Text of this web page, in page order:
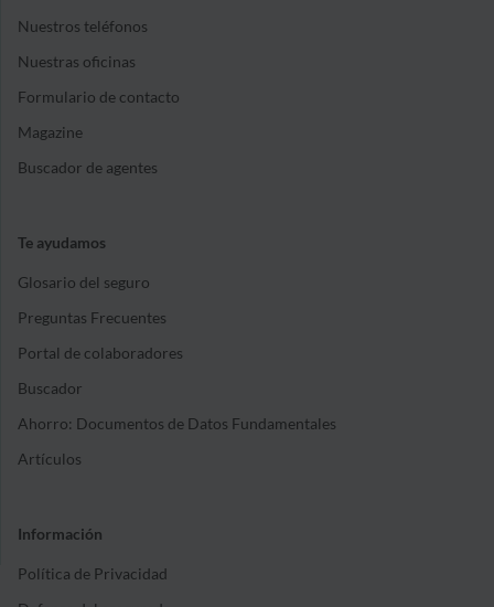
Nuestros teléfonos
Nuestras oficinas
Formulario de contacto
Magazine
Buscador de agentes
Te ayudamos
Glosario del seguro
Preguntas Frecuentes
Portal de colaboradores
Buscador
Ahorro: Documentos de Datos Fundamentales
Artículos
Información
Política de Privacidad